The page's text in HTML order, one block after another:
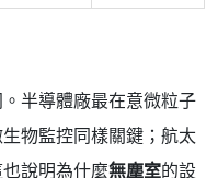
半導體廠最在意微粒子
物監控同樣關鍵；航太
說明為什麼無塵室的設